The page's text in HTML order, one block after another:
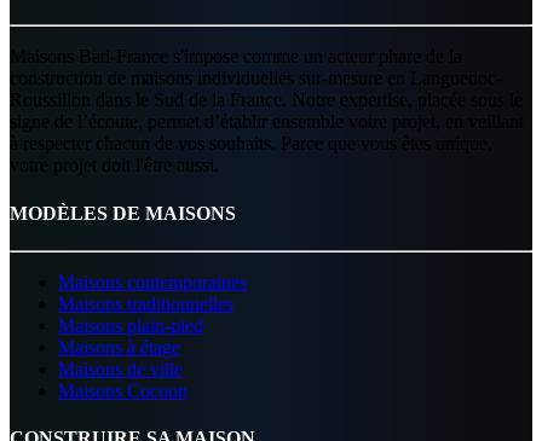
Maisons Bati-France s'impose comme un acteur phare de la
construction de maisons individuelles sur-mesure en Languedoc-
Roussillon dans le Sud de la France. Notre expertise, placée sous le
signe de l’écoute, permet d’établir ensemble votre projet, en veillant
à respecter chacun de vos souhaits. Parce que vous êtes unique,
votre projet doit l'être aussi.
MODÈLES DE MAISONS
Maisons contemporaines
Maisons traditionnelles
Maisons plain-pied
Maisons à étage
Maisons de ville
Maisons Cocoon